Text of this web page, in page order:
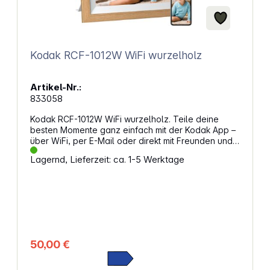
Kodak RCF-1012W WiFi wurzelholz
Artikel-Nr.:
833058
Kodak RCF-1012W WiFi wurzelholz. Teile deine
besten Momente ganz einfach mit der Kodak App –
über WiFi, per E-Mail oder direkt mit Freunden und
Familie. Unterstützt 2,4-GHz WLAN-Verbindungen
und lade unbegrenzt viele Liebste ein, deine Fotos
brillanter Qualität, sondern bietet auch viele
nützliche Funktionen. Mit dem integrierten 32-GB-
Speicher kannst du deine Fotos, Musik und Videos
Lagernd, Lieferzeit: ca. 1-5 Werktage
50,00 €